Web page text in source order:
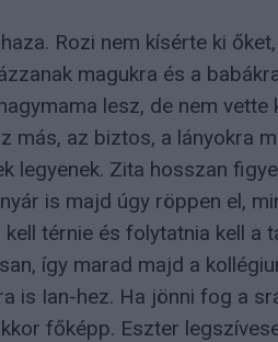
Rozi nem kísérte ki
magukra és a
lesz, de nem vette
más, az biztos, a lányokra
legyenek. Zita hosszan
is majd úgy röppen el,
térnie és folytatnia kell a
így marad majd a
is Ian-hez. Ha jönni fog a
főképp. Eszter